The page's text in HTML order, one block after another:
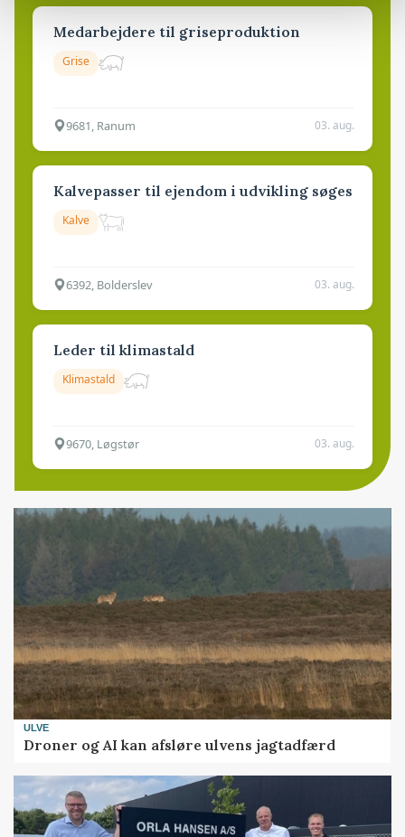
Medarbejdere til griseproduktion
Grise
9681, Ranum 03. aug.
Kalvepasser til ejendom i udvikling søges
Kalve
6392, Bolderslev 03. aug.
Leder til klimastald
Klimastald
9670, Løgstør 03. aug.
ULVE
Droner og AI kan afsløre ulvens jagtadfærd